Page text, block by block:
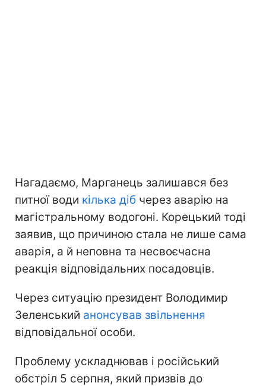
Нагадаємо, Марганець залишався без
питної води кілька діб через аварію на
магістральному водогоні. Корецький тоді
заявив, що причиною стала не лише сама
аварія, а й неповна та несвоєчасна
реакція відповідальних посадовців.
Через ситуацію президент Володимир
Зеленський анонсував звільнення
відповідальної особи.
Проблему ускладнював і російський
обстріл 5 серпня, який призвів до